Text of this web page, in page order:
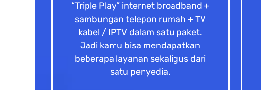
“Triple Play” internet broadband +
sambungan telepon rumah + TV
kabel / IPTV dalam satu paket.
Jadi kamu bisa mendapatkan
beberapa layanan sekaligus dari
satu penyedia.